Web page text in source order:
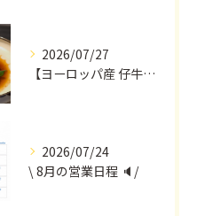
2026/07/27
【ヨーロッパ産 仔牛のタンとフォンドヴォー】
2026/07/24
\ 8月の営業日程 🔈/